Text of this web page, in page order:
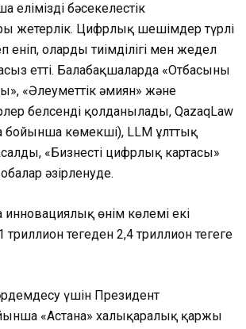
бәсекелестік
жетерлік. Цифрлық шешімдер түрлі
еніп, олардың тиімділігі мен жедел
етті. Балабақшаларда «Отбасының
«Әлеуметтік әмиян» және
белсенді қолданылады, QazaqLaw
бойынша көмекші), LLM ұлттық
«Бизнестің цифрлық картасы»
әзірленуде.
өнім көлемі екі
теңгеден 2,4 триллион теңгеге
үшін Президент
«Астана» халықаралық қаржы